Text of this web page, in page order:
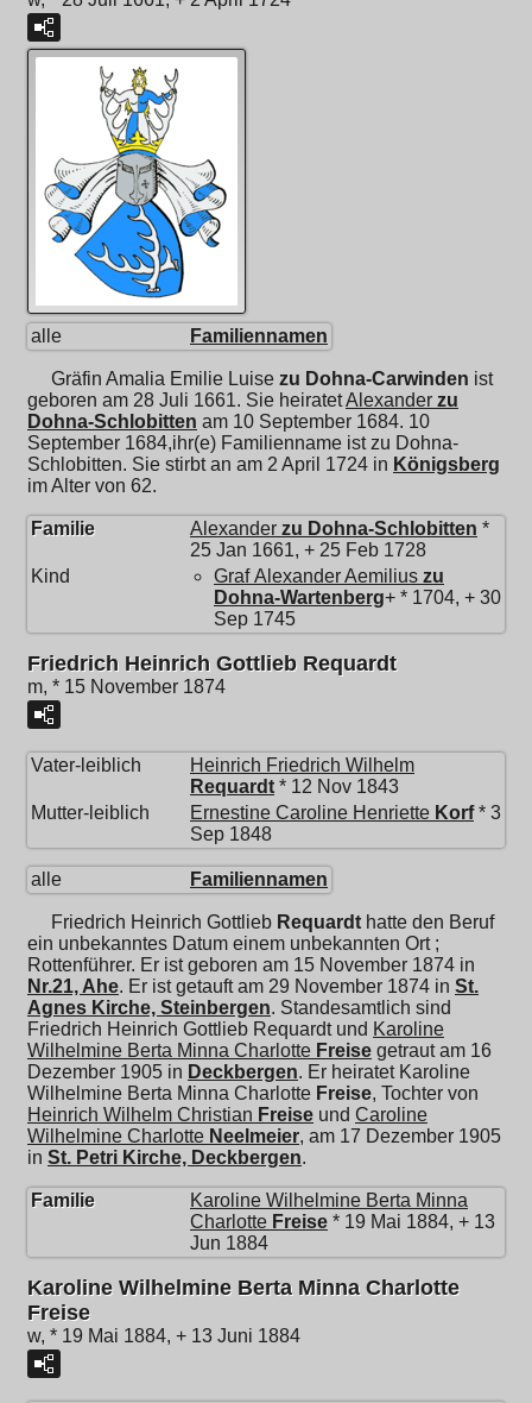
alle Familiennamen
Gräfin Amalia Emilie Luise zu Dohna-Carwinden ist
geboren am 28 Juli 1661. Sie heiratetAlexander zu
Dohna-Schlobitten am 10 September 1684. 10
September 1684,ihr(e) Familienname ist zu Dohna-
Schlobitten. Sie stirbt an am 2 April 1724 in Königsberg
im Alter von 62.
Familie Alexander zu Dohna-Schlobitten *
25 Jan 1661, + 25 Feb 1728
Kind
Graf Alexander Aemilius zu
Dohna-Wartenberg+ * 1704, + 30
Sep 1745
Friedrich Heinrich Gottlieb Requardt
m, * 15 November 1874
Vater-leiblich
Heinrich Friedrich Wilhelm
Requardt * 12 Nov 1843
Mutter-leiblich
Ernestine Caroline Henriette Korf* 3
Sep 1848
alle Familiennamen
Friedrich Heinrich Gottlieb Requardt hatte den Beruf
ein unbekanntes Datum einem unbekannten Ort ;
Rottenführer. Er ist geboren am 15 November 1874 in
Nr.21, Ahe. Er ist getauft am 29 November 1874 in St.
Agnes Kirche, Steinbergen. Standesamtlich sind
Friedrich Heinrich Gottlieb Requardt und Karoline
Wilhelmine Berta Minna Charlotte Freise getraut am 16
Dezember 1905 in Deckbergen. Er heiratet Karoline
Wilhelmine Berta Minna Charlotte Freise, Tochter von
Heinrich Wilhelm Christian Freise und Caroline
Wilhelmine Charlotte Neelmeier, am 17 Dezember 1905
in St. Petri Kirche, Deckbergen.
Familie
Karoline Wilhelmine Berta Minna
Charlotte Freise * 19 Mai 1884, + 13
Jun 1884
Karoline Wilhelmine Berta Minna Charlotte
Freise
w, * 19 Mai 1884, + 13 Juni 1884